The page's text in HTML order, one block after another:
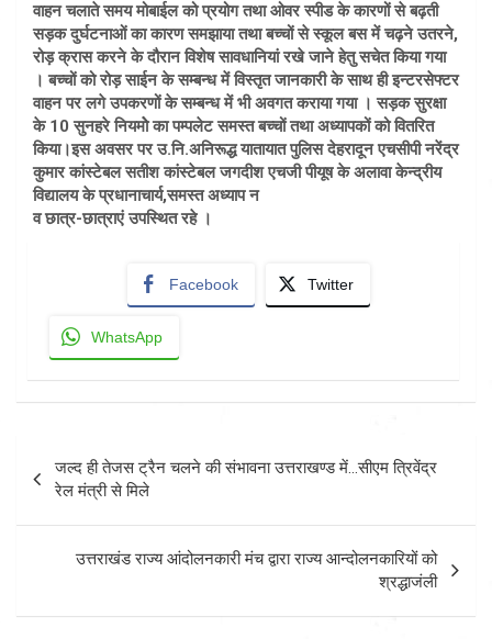
वाहन चलाते समय मोबाईल को प्रयोग तथा ओवर स्पीड के कारणों से बढ़ती
सड़क दुर्घटनाओं का कारण समझाया तथा बच्चों से स्कूल बस में चढ़ने उतरने,
रोड़ क्रास करने के दौरान विशेष सावधानियां रखे जाने हेतु सचेत किया गया
। बच्चों को रोड़ साईन के सम्बन्ध में विस्तृत जानकारी के साथ ही इन्टरसेफ्टर
वाहन पर लगे उपकरणों के सम्बन्ध में भी अवगत कराया गया । सड़क सुरक्षा
के 10 सुनहरे नियमोे का पम्पलेट समस्त बच्चों तथा अध्यापकों को वितरित
किया।इस अवसर पर उ.नि.अनिरूद्ध यातायात पुलिस देहरादून एचसीपी नरेंद्र
कुमार कांस्टेबल सतीश कांस्टेबल जगदीश एचजी पीयूष के अलावा केन्द्रीय
विद्यालय के प्रधानाचार्य,समस्त अध्याप न
व छात्र-छात्राएं उपस्थित रहे ।
Facebook Twitter
WhatsApp
navigation
जल्द ही तेजस ट्रैन चलने की संभावना उत्तराखण्ड में…सीएम त्रिवेंद्र
रेल मंत्री से मिले
उत्तराखंड राज्य आंदोलनकारी मंच द्वारा राज्य आन्दोलनकारियों को
श्रद्धाजंली